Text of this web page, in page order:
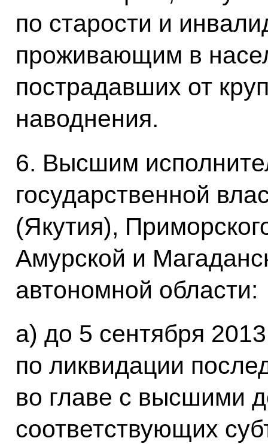
по старости и
проживающим в
пострадавших от
наводнения.
6. Высшим
государственной
(Якутия),
Амурской и
автономной области:
а) до 5 сентября
по ликвидации
во главе с высшими
соответствующих